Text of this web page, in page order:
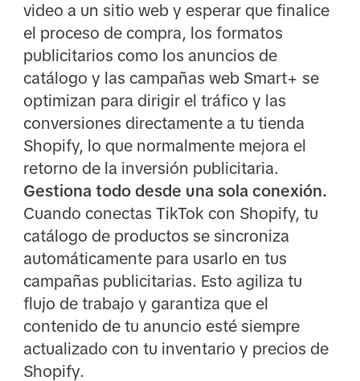
video a un sitio web y esperar que finalice
el proceso de compra, los formatos
publicitarios como los anuncios de
catálogo y las campañas web Smart+ se
optimizan para dirigir el tráfico y las
conversiones directamente a tu tienda
Shopify, lo que normalmente mejora el
retorno de la inversión publicitaria.
Gestiona todo desde una sola conexión.
Cuando conectas TikTok con Shopify, tu
catálogo de productos se sincroniza
automáticamente para usarlo en tus
campañas publicitarias. Esto agiliza tu
flujo de trabajo y garantiza que el
contenido de tu anuncio esté siempre
actualizado con tu inventario y precios de
Shopify.